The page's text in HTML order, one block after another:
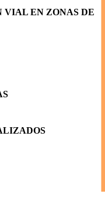
VIAL EN ZONAS DE